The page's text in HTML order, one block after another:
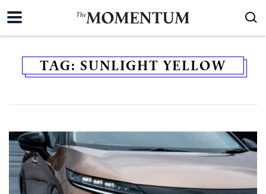
TAG: SUNLIGHT YELLOW